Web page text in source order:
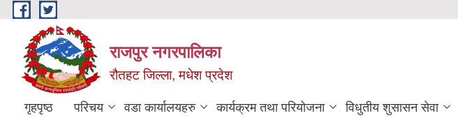
Skip to main content
राजपुर नगरपालिका
रौतहट जिल्ला, मधेश प्रदेश
गृहपृष्ठ परिचय वडा कार्यालयहरु कार्यक्रम तथा परियोजना विधुतीय शुसासन सेवा